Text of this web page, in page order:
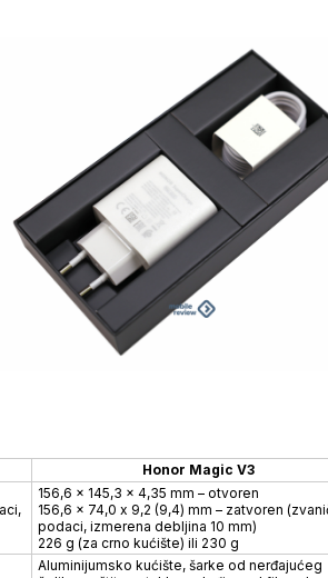
Honor Magic V3
156,6 x 145,3 x 4,35 mm – otvoren
156,6 x 74,0 x 9,2 (9,4) mm – zatvoren
podaci, izmerena debljina 10 mm)
226 g (za crno kućište) ili 230 g
Aluminijumsko kućište, šarke od nerđajućeg